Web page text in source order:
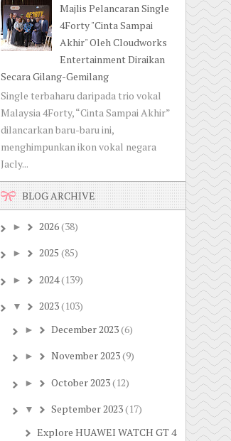
Majlis Pelancaran Single
4Forty "Cinta Sampai
Akhir" Oleh Cloudworks
Entertainment Diraikan
Secara Gilang-Gemilang
Single terbaharu daripada trio vokal
Malaysia 4Forty, “Cinta Sampai Akhir”
dilancarkan baru-baru ini,
menghimpunkan ikon vokal negara
Jacly...
BLOG ARCHIVE
► 2026(38)
► 2025 (85)
► 2024(139)
▼ 2023(103)
► December 2023(6)
► November 2023(9)
► October 2023(12)
▼ September 2023(17)
Explore HUAWEI WATCH GT 4